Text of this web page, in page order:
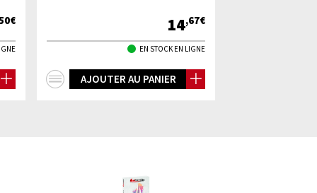
14,67€
EN STOCK EN LIGNE
AJOUTER AU PANIER